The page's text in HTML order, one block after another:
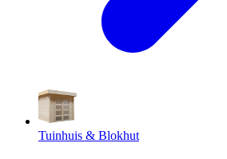
Tuinhuis & Blokhut